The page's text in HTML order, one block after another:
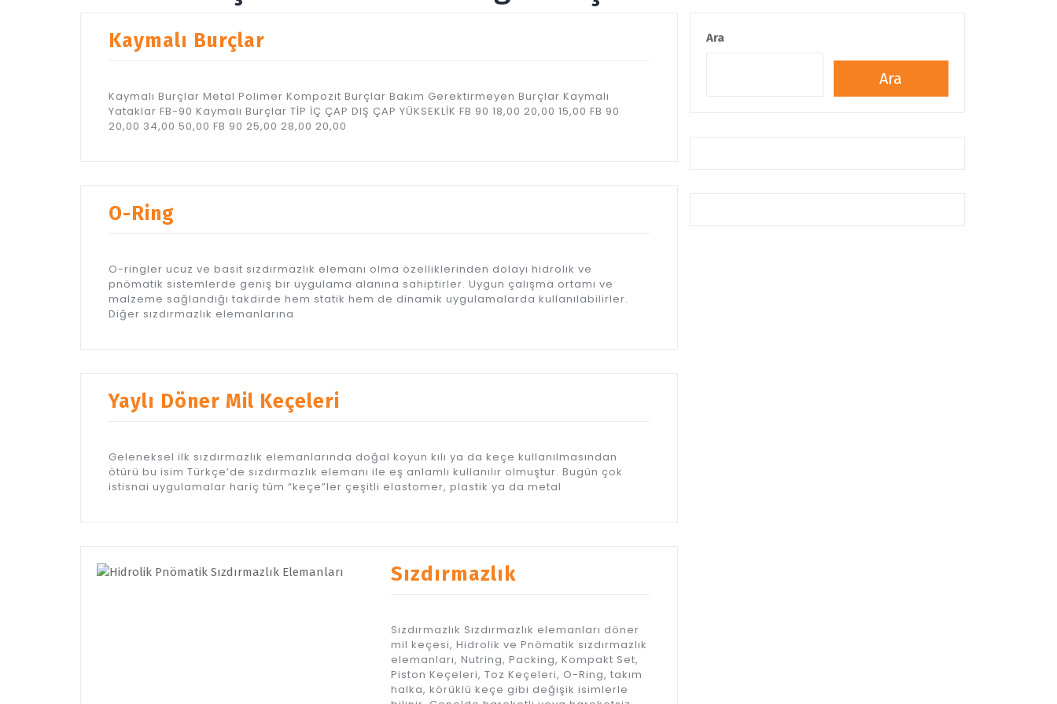
Kaymalı Burçlar
Kaymalı Burçlar Metal Polimer Kompozit Burçlar Bakım Gerektirmeyen Burçlar Kaymalı
Yataklar FB-90 Kaymalı Burçlar TİP İÇ ÇAP DIŞ ÇAP YÜKSEKLİK FB 90 18,00 20,00 15,00 FB 90
20,00 34,00 50,00 FB 90 25,00 28,00 20,00
O-Ring
O-ringler ucuz ve basit sızdırmazlık elemanı olma özelliklerinden dolayı hidrolik ve
pnömatik sistemlerde geniş bir uygulama alanına sahiptirler. Uygun çalışma ortamı ve
malzeme sağlandığı takdirde hem statik hem de dinamik uygulamalarda kullanılabilirler.
Diğer sızdırmazlık elemanlarına
Yaylı Döner Mil Keçeleri
Geleneksel ilk sızdırmazlık elemanlarında doğal koyun kılı ya da keçe kullanılmasından
ötürü bu isim Türkçe’de sızdırmazlık elemanı ile eş anlamlı kullanılır olmuştur. Bugün çok
istisnai uygulamalar hariç tüm “keçe”ler çeşitli elastomer, plastik ya da metal
Sızdırmazlık
Sızdırmazlık Sızdırmazlık elemanları döner
mil keçesi, Hidrolik ve Pnömatik sızdırmazlık
elemanları, Nutring, Packing, Kompakt Set,
Piston Keçeleri, Toz Keçeleri, O-Ring, takım
halka, körüklü keçe gibi değişik isimlerle
Ara
Ara